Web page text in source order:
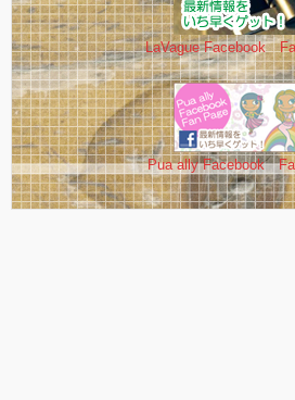
LaVague Facebook
Pua ally Facebook